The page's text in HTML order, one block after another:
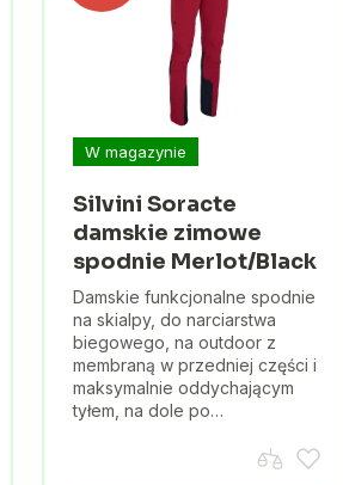
W magazynie
Silvini Soracte
damskie zimowe
spodnie Merlot/Black
Damskie funkcjonalne spodnie
na skialpy, do narciarstwa
biegowego, na outdoor z
membraną w przedniej części i
maksymalnie oddychającym
tyłem, na dole po…